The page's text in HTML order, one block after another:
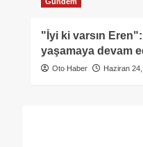
Gündem
"İyi ki varsın
yaşamaya devam
Oto Haber Haziran